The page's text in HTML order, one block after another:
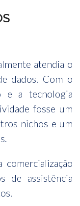
atendia o
dados. Com o
e a tecnologia
fosse um
nichos e um
de assistência